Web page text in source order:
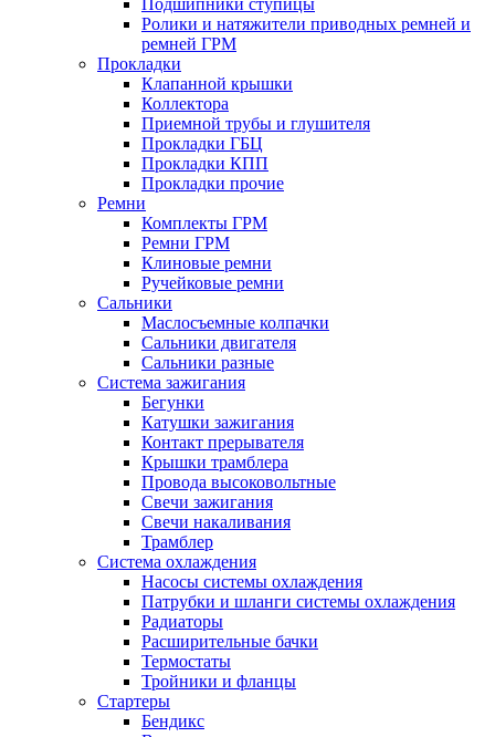
Подшипники ступицы
Ролики и натяжители приводных ремней и
ремней ГРМ
Прокладки
Клапанной крышки
Коллектора
Приемной трубы и глушителя
Прокладки ГБЦ
Прокладки КПП
Прокладки прочие
Ремни
Комплекты ГРМ
Ремни ГРМ
Клиновые ремни
Ручейковые ремни
Сальники
Маслосъемные колпачки
Сальники двигателя
Сальники разные
Система зажигания
Бегунки
Катушки зажигания
Контакт прерывателя
Крышки трамблера
Провода высоковольтные
Свечи зажигания
Свечи накаливания
Трамблер
Система охлаждения
Насосы системы охлаждения
Патрубки и шланги системы охлаждения
Радиаторы
Расширительные бачки
Термостаты
Тройники и фланцы
Стартеры
Бендикс